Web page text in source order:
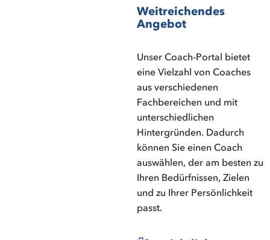
Weitreichendes
Angebot
Unser Coach-Portal bietet
eine Vielzahl von Coaches
aus verschiedenen
Fachbereichen und mit
unterschiedlichen
Hintergründen. Dadurch
können Sie einen Coach
auswählen, der am besten zu
Ihren Bedürfnissen, Zielen
und zu Ihrer Persönlichkeit
passt.